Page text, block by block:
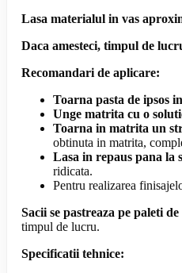
Lasa materialul in vas
Daca amesteci, timpul de
Recomandari de aplicare:
Toarna pasta de ipsos
Unge matrita cu o
Toarna in matrita un
obtinuta in matrita,
Lasa in repaus pana la
ridicata.
Pentru realizarea
Sacii se pastreaza pe paleti
timpul de lucru.
Specificatii tehnice: